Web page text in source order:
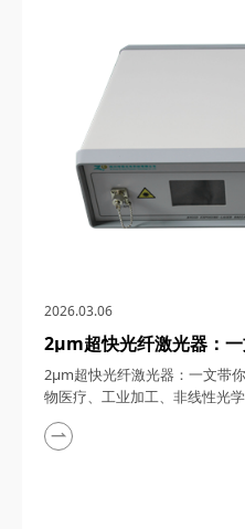
通信、5G/6G通信与雷达系统
学测量与传感以及太赫兹研究
的应用潜力。今天，四川梓冠
2026.03.06
2μm超快光纤激光器：
梓冠产品在生物医疗、
激光雷达与通信、环境监
2μm超快光纤激光器：一文带
物医疗、工业加工、非线性光
测等领域的实际应用 超快光纤
宽调谐范围等特性，在激光技